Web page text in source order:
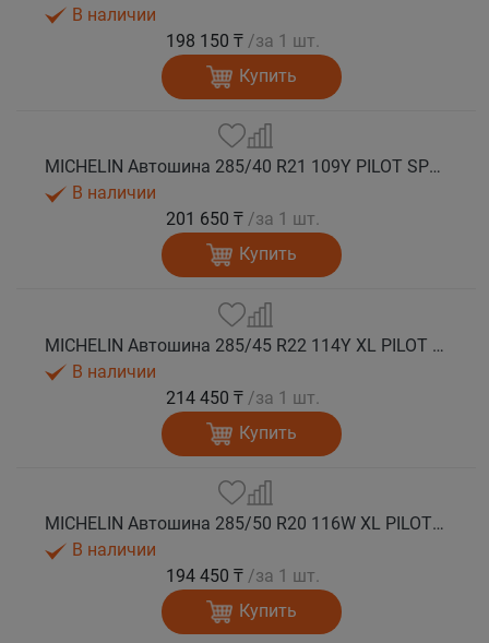
В наличии
198 150 ₸ /за 1 шт.
Купить
MICHELIN Автошина 285/40 R21 109Y PILOT SPORT 4 SUV лето
В наличии
201 650 ₸ /за 1 шт.
Купить
MICHELIN Автошина 285/45 R22 114Y XL PILOT SPORT 4 SUV лето
В наличии
214 450 ₸ /за 1 шт.
Купить
MICHELIN Автошина 285/50 R20 116W XL PILOT SPORT 4 SUV лето
В наличии
194 450 ₸ /за 1 шт.
Купить